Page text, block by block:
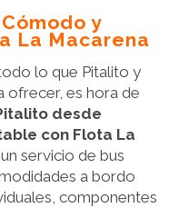
y
La Macarena
lo que Pitalito y
ofrecer, es hora de
desde
con Flota La
servicio de bus
a bordo
componentes